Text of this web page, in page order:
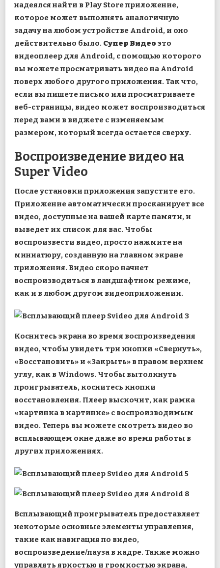
надеялся найти в Play Store приложение,
которое может выполнять аналогичную
задачу на любом устройстве Android, и оно
действительно было. Супер Видео это
видеоплеер для Android, с помощью которого
вы можете просматривать видео на Android
поверх любого другого приложения. Так что,
если вы пишете письмо или просматриваете
веб-страницы, видео может воспроизводиться
перед вами в виджете с изменяемым
размером, который всегда остается сверху.
Воспроизведение видео на
Super Video
После установки приложения запустите его.
Приложение автоматически просканирует все
видео, доступные на вашей карте памяти, и
выведет их список для вас. Чтобы
воспроизвести видео, просто нажмите на
миниатюру, созданную на главном экране
приложения. Видео скоро начнет
воспроизводиться в ландшафтном режиме,
как и в любом другом видеоприложении.
Коснитесь экрана во время воспроизведения
видео, чтобы увидеть три кнопки «Свернуть»,
«Восстановить» и «Закрыть» в правом верхнем
углу, как в Windows. Чтобы вытолкнуть
проигрыватель, коснитесь кнопки
восстановления. Плеер выскочит, как рамка
«картинка в картинке» с воспроизводимым
видео. Теперь вы можете смотреть видео во
всплывающем окне даже во время работы в
других приложениях.
Всплывающий проигрыватель предоставляет
некоторые основные элементы управления,
такие как навигация по видео,
воспроизведение/пауза в кадре. Также можно
управлять яркостью и громкостью экрана,